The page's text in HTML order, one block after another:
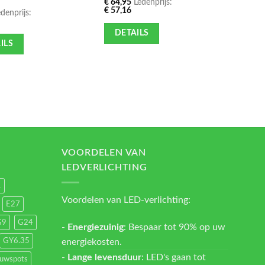
€ 64,95 Ledenprijs:
€ 57,16
DETAILS
E27
G24
GY6.35
VOORDELEN VAN
LEDVERLICHTING
Voordelen van LED-verlichting:
- Energiezuinig: Bespaar tot 90% op uw
energiekosten.
- Lange levensduur: LED's gaan tot